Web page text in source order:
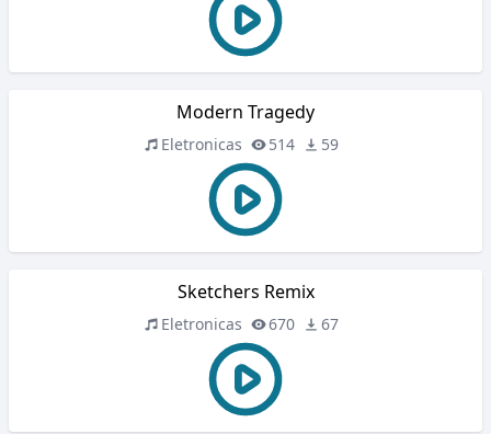
Modern Tragedy
Eletronicas 514 59
Sketchers Remix
Eletronicas 670 67